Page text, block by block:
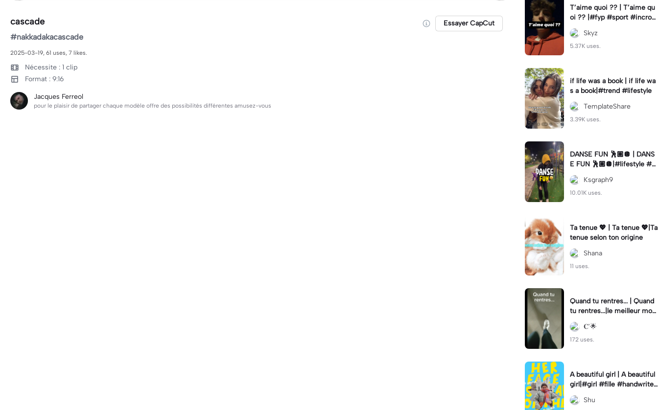
cascade Essayer CapCut
#nakkadakacascade
2025-03-19, 61 uses, 7 likes.
Nécessite : 1 clip
Format : 9:16
Jacques Ferreol
pour le plaisir de partager chaque modèle offre des possibilités différentes amusez-vous
T’aime quoi ?? | T’aime qu
oi ?? |#fyp #sport #incroy
able
Skyz
5.37K uses.
if life was a book | if life wa
s a book|#trend #lifestyle
TemplateShare
3.39K uses.
DANSE FUN 🕺🏽🪩 | DANS
E FUN 🕺🏽🪩|#lifestyle #d
ancing #night #fun
Ksgraph9
10.01K uses.
Ta tenue 💖 | Ta tenue 💖|Ta
tenue selon ton origine
Shana
11 uses.
Quand tu rentres... | Quand
tu rentres...|le meilleur mo
ment 🫶🏼❤️ #chien#lovea
nimaux#animaux
𝐂'🌟
172 uses.
A beautiful girl | A beautiful
girl|#girl #fille #handwrite
#lyrics #dessin
Shu